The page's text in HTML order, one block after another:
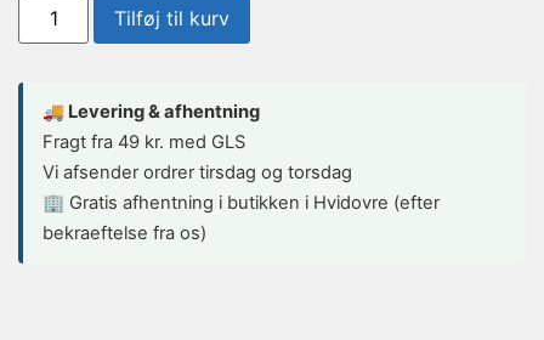
Tilføj til kurv
🚚 Levering & afhentning
Fragt fra 49 kr. med GLS
Vi afsender ordrer tirsdag og torsdag
🏢 Gratis afhentning i butikken i Hvidovre (efter
bekraeftelse fra os)